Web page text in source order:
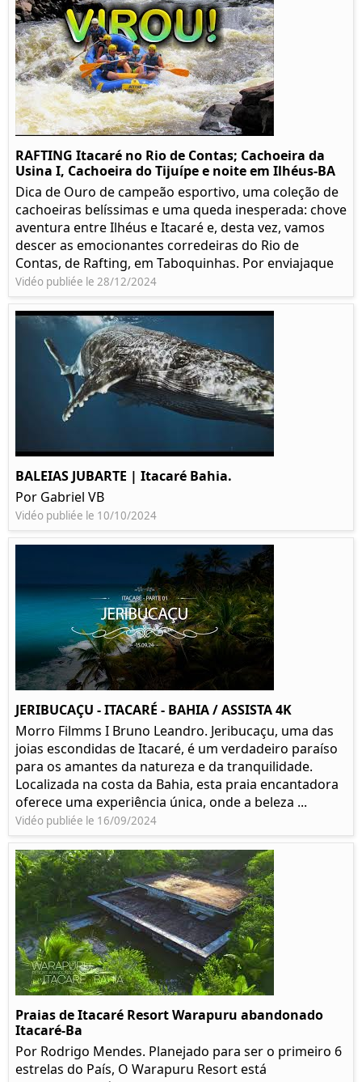
RAFTING Itacaré no Rio de Contas; Cachoeira da
Usina I, Cachoeira do Tijuípe e noite em Ilhéus-BA
Dica de Ouro de campeão esportivo, uma coleção de
cachoeiras belíssimas e uma queda inesperada: chove
aventura entre Ilhéus e Itacaré e, desta vez, vamos
descer as emocionantes corredeiras do Rio de
Contas, de Rafting, em Taboquinhas. Por enviajaque
Vidéo publiée le 28/12/2024
BALEIAS JUBARTE | Itacaré Bahia.
Por Gabriel VB
Vidéo publiée le 10/10/2024
JERIBUCAÇU - ITACARÉ - BAHIA / ASSISTA 4K
Morro Filmms I Bruno Leandro. Jeribucaçu, uma das
joias escondidas de Itacaré, é um verdadeiro paraíso
para os amantes da natureza e da tranquilidade.
Localizada na costa da Bahia, esta praia encantadora
oferece uma experiência única, onde a beleza ...
Vidéo publiée le 16/09/2024
Praias de Itacaré Resort Warapuru abandonado
Itacaré-Ba
Por Rodrigo Mendes. Planejado para ser o primeiro 6
estrelas do País, O Warapuru Resort está